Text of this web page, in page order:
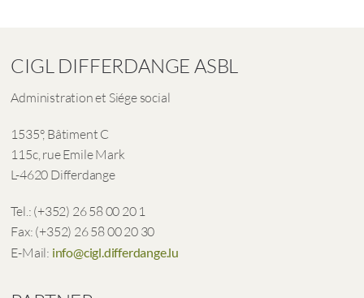
CIGL DIFFERDANGE ASBL
Administration et Siége social
1535°, Bâtiment C
115c, rue Emile Mark
L-4620 Differdange
Tel.: (+352) 26 58 00 20 1
Fax: (+352) 26 58 00 20 30
E-Mail: info@cigl.differdange.lu